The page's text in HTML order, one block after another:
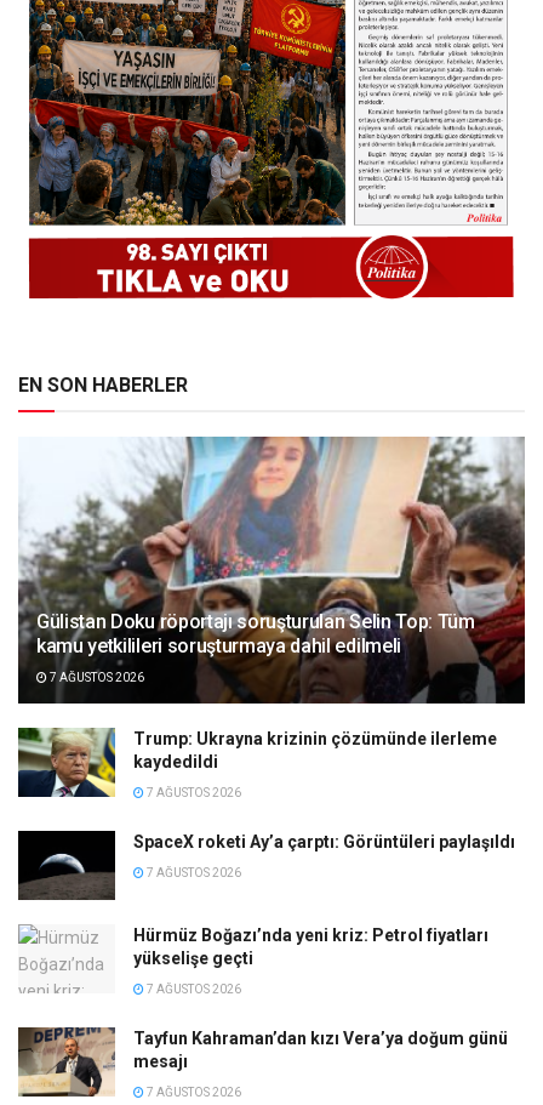
EN SON HABERLER
Gülistan Doku röportajı soruşturulan Selin Top: Tüm
kamu yetkilileri soruşturmaya dahil edilmeli
7 AĞUSTOS 2026
Trump: Ukrayna krizinin çözümünde ilerleme
kaydedildi
7 AĞUSTOS 2026
SpaceX roketi Ay’a çarptı: Görüntüleri paylaşıldı
7 AĞUSTOS 2026
Hürmüz Boğazı’nda yeni kriz: Petrol fiyatları
yükselişe geçti
7 AĞUSTOS 2026
Tayfun Kahraman’dan kızı Vera’ya doğum günü
mesajı
7 AĞUSTOS 2026